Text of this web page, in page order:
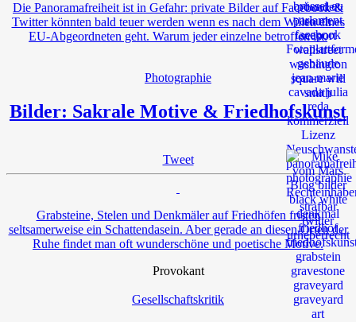
Die Panoramafreiheit ist in Gefahr: private Bilder auf Facebook &
Twitter könnten bald teuer werden wenn es nach dem Willen eines
EU-Abgeordneten geht. Warum jeder einzelne betroffen ist.
Photographie
Bilder: Sakrale Motive & Friedhofskunst
Tweet
Grabsteine, Stelen und Denkmäler auf Friedhöfen fristen
seltsamerweise ein Schattendasein. Aber gerade an diesen Orten der
Ruhe findet man oft wunderschöne und poetische Motive.
Provokant
Gesellschaftskritik